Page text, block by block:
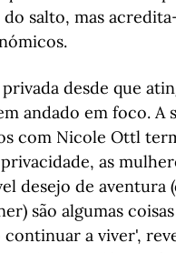
do salto, mas
privada desde que
andado em foco. A
com Nicole Ottl
as
desejo de aventura
são algumas
continuar a viver',